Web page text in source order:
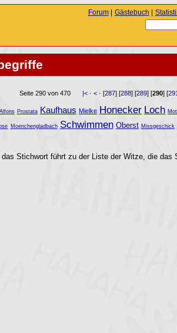
Seite 290 von 470 |<· <· [287] [288] [289] [290] [291
Alfons Prostata Kaufhaus Mielke Honecker Loch
Moenchengladbach Schwimmen Oberst Missgeschick
Stichwort führt zu der Liste der Witze, die das
Forum| Gästebuch |